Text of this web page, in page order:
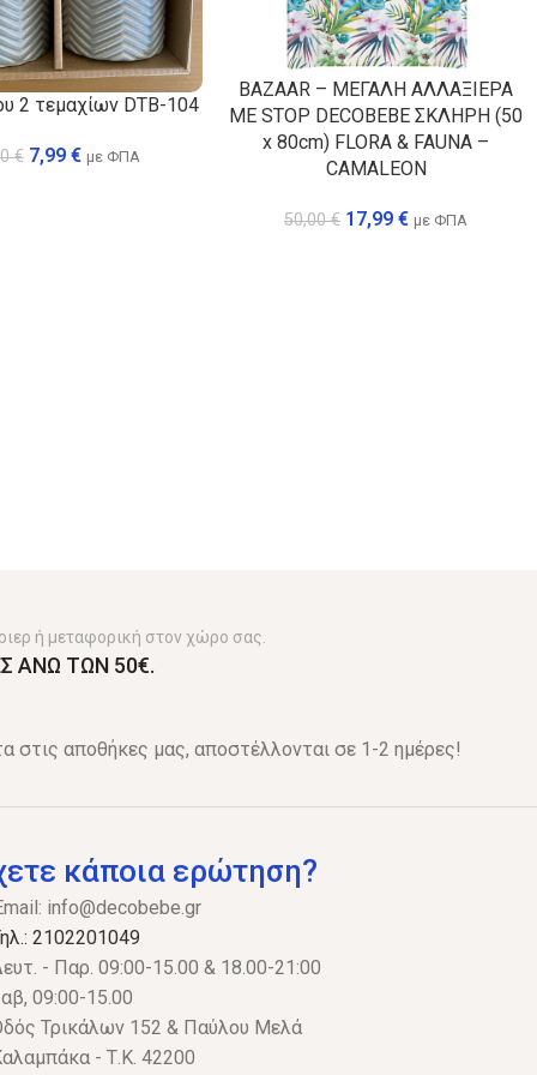
2 τεμαχίων DTB-104
€ 7,99 € με ΦΠΑ
BAZAAR – ΜΕΓΑΛΗ ΑΛΛΑΞΙΕΡΑ
ΜΕ STOP DECOBEBE ΣΚΛΗΡΗ (50
x 80cm) FLORA & FAUNA –
CAMALEON
50,00€ 17,99€ με ΦΠΑ
ή μεταφορική στον χώρο σας.
ΑΝΩ ΤΩΝ 50€.
στις αποθήκες μας, αποστέλλονται σε 1-2 ημέρες!
κάποια ερώτηση?
info@decobebe.gr
2102201049
- Παρ. 09:00-15.00 & 18.00-21:00
09:00-15.00
Τρικάλων 152 & Παύλου Μελά
- Τ.Κ. 42200